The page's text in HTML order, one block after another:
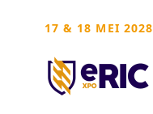
17 & 18 MEI 2028